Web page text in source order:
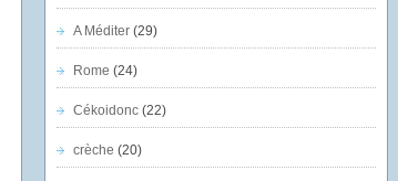
A Méditer(29)
Rome (24)
Cékoidonc(22)
crèche (20)